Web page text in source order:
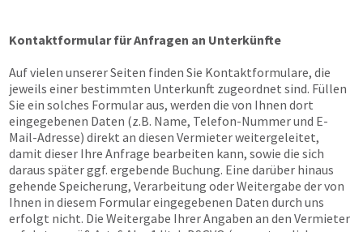
Kontaktformular für Anfragen an Unterkünfte
Auf vielen unserer Seiten finden Sie Kontaktformulare, die
jeweils einer bestimmten Unterkunft zugeordnet sind. Füllen
Sie ein solches Formular aus, werden die von Ihnen dort
eingegebenen Daten (z.B. Name, Telefon-Nummer und E-
Mail-Adresse) direkt an diesen Vermieter weitergeleitet,
damit dieser Ihre Anfrage bearbeiten kann, sowie die sich
daraus später ggf. ergebende Buchung. Eine darüber hinaus
gehende Speicherung, Verarbeitung oder Weitergabe der von
Ihnen in diesem Formular eingegebenen Daten durch uns
erfolgt nicht. Die Weitergabe Ihrer Angaben an den Vermieter